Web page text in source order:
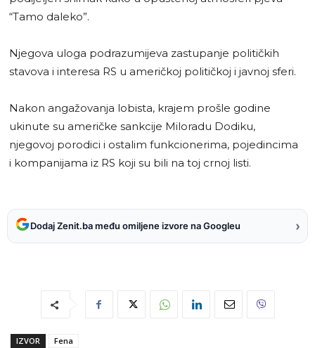
“Tamo daleko”.
Njegova uloga podrazumijeva zastupanje političkih
stavova i interesa RS u američkoj političkoj i javnoj sferi.
Nakon angažovanja lobista, krajem prošle godine
ukinute su američke sankcije Miloradu Dodiku,
njegovoj porodici i ostalim funkcionerima, pojedincima
i kompanijama iz RS koji su bili na toj crnoj listi.
Dodaj Zenit.ba među omiljene izvore na Googleu ›
IZVOR
Fena